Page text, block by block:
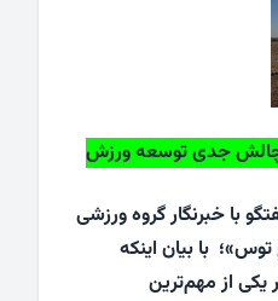
چالش جدی توسعه ورزش
با خبرنگار گروه ورزشی
با بیان اینکه
از مهم‌ترین